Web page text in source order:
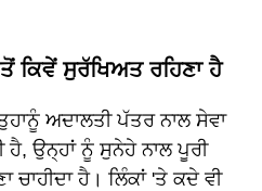
ਕਿਵੇਂ ਸੁਰੱਖਿਅਤ ਰਹਿਣਾ ਹੈ
ਅਦਾਲਤੀ ਪੱਤਰ ਨਾਲ ਸੇਵਾ
ਉਨ੍ਹਾਂ ਨੂੰ ਸੁਨੇਹੇ ਨਾਲ ਪੂਰੀ
ਹੈ। ਲਿੰਕਾਂ 'ਤੇ ਕਦੇ ਵੀ